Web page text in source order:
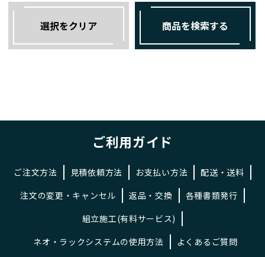
選択をクリア 商品を検索する
ご利用ガイド
ご注文方法 見積依頼方法 お支払い方法
配送・送料
注文の変更・キャンセル
返品・交換
各種書類発行
組立施工(有料サービス)
ネオ・ラックシステムの使用方法
よくあるご質問